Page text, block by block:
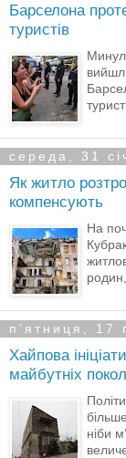
Барселона
туристів
середа, 31
Як житло
компенсують
На
родин,
пʼятниця, 17
Хайпова
майбутніх
ніби